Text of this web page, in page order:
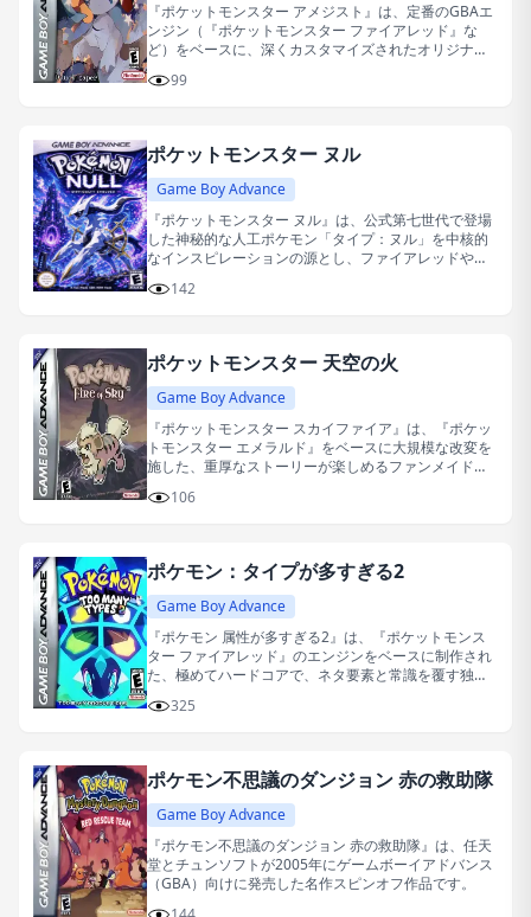
『ポケットモンスター アメジスト』は、定番のGBAエ
ンジン（『ポケットモンスター ファイアレッド』な
ど）をベースに、深くカスタマイズされたオリジナル
99
ポケットモンスター ヌル
Game Boy Advance
『ポケットモンスター ヌル』は、公式第七世代で登場
した神秘的な人工ポケモン「タイプ：ヌル」を中核的
なインスピレーションの源とし、ファイアレッドやエ
に、深い物語の再構築と概念的探求を行ったギーク向
142
ポケットモンスター 天空の火
Game Boy Advance
『ポケットモンスター スカイファイア』は、『ポケッ
トモンスター エメラルド』をベースに大規模な改変を
施した、重厚なストーリーが楽しめるファンメイドの
106
ポケモン：タイプが多すぎる2
Game Boy Advance
『ポケモン 属性が多すぎる2』は、『ポケットモンス
ター ファイアレッド』のエンジンをベースに制作され
た、極めてハードコアで、ネタ要素と常識を覆す独創
です。
325
ポケモン不思議のダンジョン 赤の救助隊
Game Boy Advance
『ポケモン不思議のダンジョン 赤の救助隊』は、任天
堂とチュンソフトが2005年にゲームボーイアドバンス
（GBA）向けに発売した名作スピンオフ作品です。